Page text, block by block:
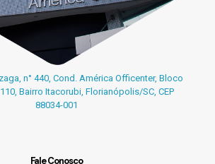
n° 440, Cond. América Officenter, Bloco
Bairro Itacorubi, Florianópolis/SC, CEP
88034-001
Fale Conosco